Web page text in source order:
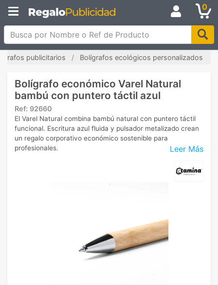
0
Busca por Nombre o Ref de Producto
publicitarios Bolígrafos ecológicos personalizados
Bolígrafo económico Varel Natural
bambú con puntero táctil azul
Ref: 92660
Leer Más
El Varel Natural combina bambú natural con puntero táctil
funcional. Escritura azul fluida y pulsador metalizado crean
un regalo corporativo económico sostenible para
profesionales.